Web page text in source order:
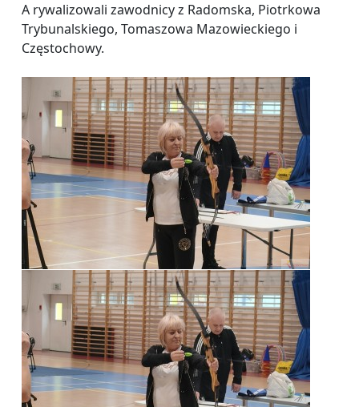
A rywalizowali zawodnicy z Radomska, Piotrkowa
Trybunalskiego, Tomaszowa Mazowieckiego i
Częstochowy.